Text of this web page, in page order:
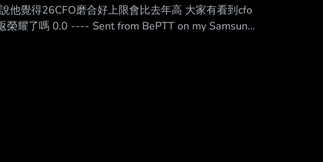
他覺得26CFO磨合好上限會比去年高 大家有看到cfo
榮耀了嗎 0.0 ---- Sent from BePTT on my Samsung